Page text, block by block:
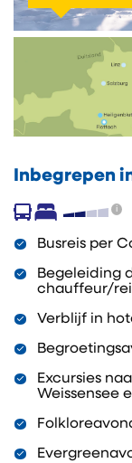
Inbegrepen
Busreis per
Begeleiding
chauffeur/
Verblijf in
Excursies
Weissensee